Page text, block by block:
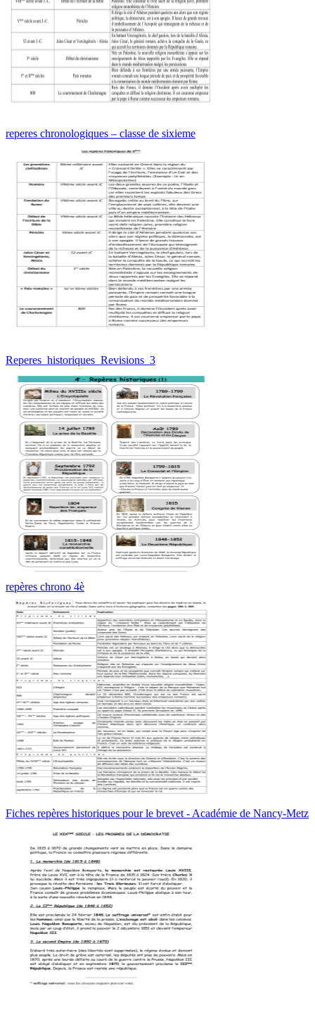
reperes chronologiques – classe de sixieme
Reperes_historiques_Revisions_3
repères chrono 4è
Fiches repères historiques pour le brevet - Académie de Nancy-Metz